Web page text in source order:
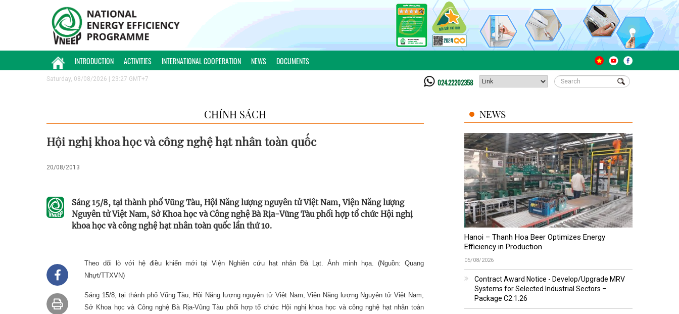
INTRODUCTION ACTIVITIES INTERNATIONAL COOPERATION NEWS DOCUMENTS
Saturday, 08/08/2026 | 23:27 GMT+7 024.22202358
CHÍNH SÁCH
Hội nghị khoa học và công nghệ hạt nhân toàn quốc
20/08/2013
Sáng 15/8, tại thành phố Vũng Tàu, Hội Năng lượng nguyên tử Việt Nam, Viện Năng lượng
Nguyên tử Việt Nam, Sở Khoa học và Công nghệ Bà Rịa-Vũng Tàu phối hợp tổ chức Hội nghị
khoa học và công nghệ hạt nhân toàn quốc lần thứ 10.
Theo dõi lò với hệ điều khiển mới tại Viện Nghiên cứu hạt nhân Đà Lạt. Ảnh minh họa. (Nguồn: Quang
Nhựt/TTXVN)
Sáng 15/8, tại thành phố Vũng Tàu, Hội Năng lượng nguyên tử Việt Nam, Viện Năng lượng Nguyên tử Việt Nam,
Sở Khoa học và Công nghệ Bà Rịa-Vũng Tàu phối hợp tổ chức Hội nghị khoa học và công nghệ hạt nhân toàn
NEWS
Hanoi – Thanh Hoa Beer Optimizes Energy
Efficiency in Production
05/08/2026
Contract Award Notice - Develop/Upgrade MRV
Systems for Selected Industrial Sectors –
Package C2.1.26